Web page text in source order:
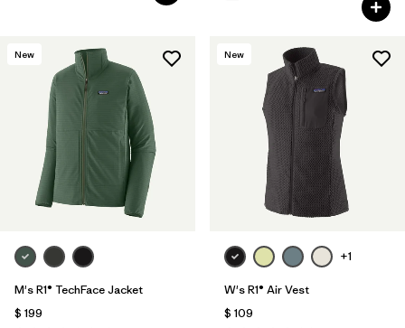
New
M's R1® TechFace Jacket
$ 199
New
+1
W's R1® Air Vest
$ 109